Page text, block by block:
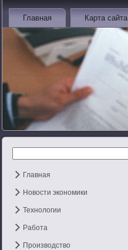
Главная Карта сайта
Главная
Новости экономики
Технологии
Работа
Производство